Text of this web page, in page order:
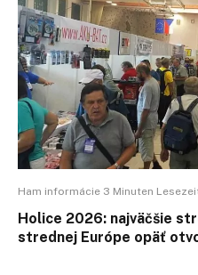
Ham informácie 3 Minuten
Holice 2026: najväčšie
strednej Európe opäť